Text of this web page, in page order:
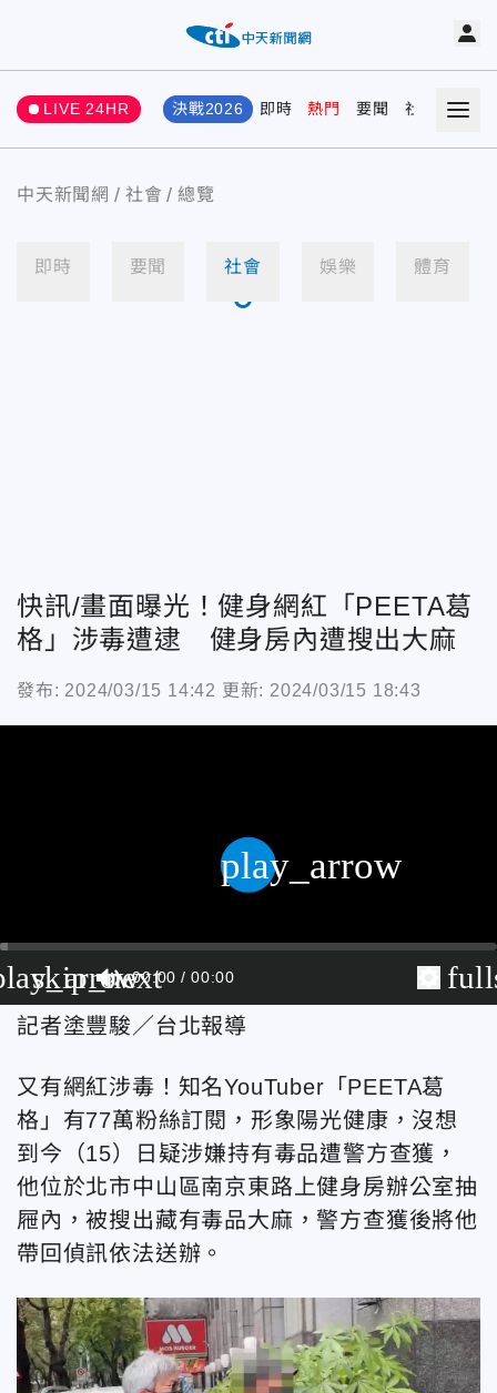
LIVE 24HR 決戰2026 即時 熱門 要聞 社會 娛樂
中天新聞網 社會 總覽
即時 要聞 社會 娛樂 體育
快訊/畫面曝光！健身網紅「PEETA葛
格」涉毒遭逮 健身房內遭搜出大麻
發布: 2024/03/15 14:42 更新: 2024/03/15 18:43
skip_next
00:00 00:00
play_arrow
記者塗豐駿／台北報導
又有網紅涉毒！知名YouTuber「PEETA葛
格」有77萬粉絲訂閱，形象陽光健康，沒想
到今（15）日疑涉嫌持有毒品遭警方查獲，
他位於北市中山區南京東路上健身房辦公室抽
屜內，被搜出藏有毒品大麻，警方查獲後將他
帶回偵訊依法送辦。